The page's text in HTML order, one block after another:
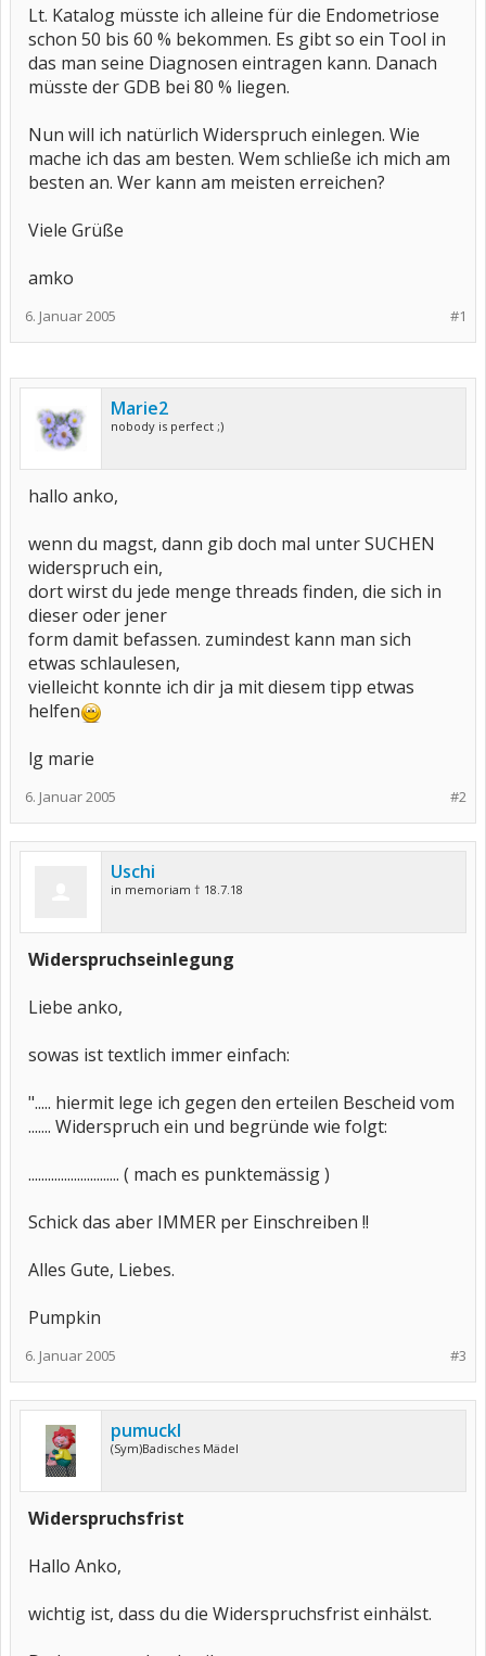
Lt. Katalog müsste ich alleine für die Endometriose
schon 50 bis 60 % bekommen. Es gibt so ein Tool in
das man seine Diagnosen eintragen kann. Danach
müsste der GDB bei 80 % liegen.
Nun will ich natürlich Widerspruch einlegen. Wie
mache ich das am besten. Wem schließe ich mich am
besten an. Wer kann am meisten erreichen?
Viele Grüße
amko
#1
6. Januar 2005
Marie2
nobody is perfect ;)
hallo anko,
wenn du magst, dann gib doch mal unter SUCHEN
widerspruch ein,
dort wirst du jede menge threads finden, die sich in
dieser oder jener
form damit befassen. zumindest kann man sich
etwas schlaulesen,
vielleicht konnte ich dir ja mit diesem tipp etwas
helfen
lg marie
#2
6. Januar 2005
Uschi
in memoriam † 18.7.18
Widerspruchseinlegung
Liebe anko,
sowas ist textlich immer einfach:
"..... hiermit lege ich gegen den erteilen Bescheid vom
....... Widerspruch ein und begründe wie folgt:
............................ ( mach es punktemässig )
Schick das aber IMMER per Einschreiben !!
Alles Gute, Liebes.
Pumpkin
#3
6. Januar 2005
pumuckl
(Sym)Badisches Mädel
Widerspruchsfrist
Hallo Anko,
wichtig ist, dass du die Widerspruchsfrist einhälst.